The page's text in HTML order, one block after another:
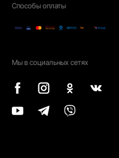
Способы оплаты
Мы в социальных сетях